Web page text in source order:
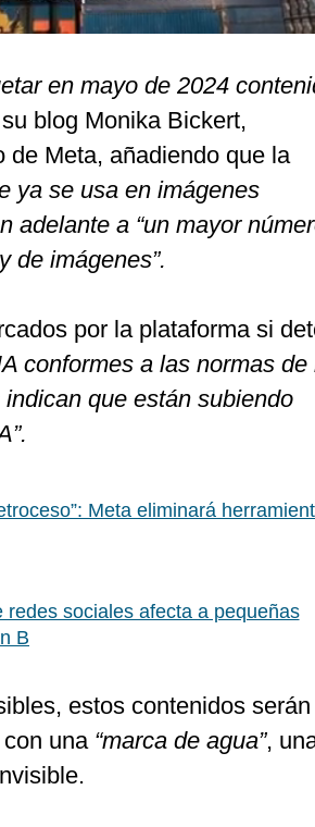
en mayo de 2024
blog Monika Bickert,
de Meta, añadiendo que la
ya se usa en imágenes
adelante a “un mayor
de imágenes”.
por la plataforma si
conformes a las normas de
indican que están subiendo
Meta eliminará
redes sociales afecta a pequeñas
B
estos contenidos serán
una “marca de agua”,